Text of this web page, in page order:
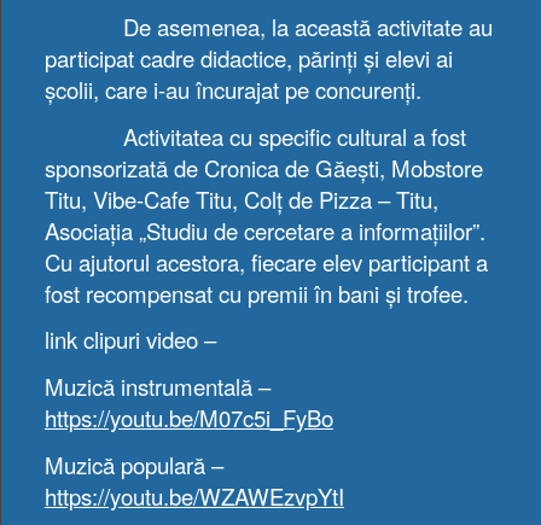
De asemenea, la această activitate au
participat cadre didactice, părinți și elevi ai
școlii, care i-au încurajat pe concurenți.
Activitatea cu specific cultural a fost
sponsorizată de Cronica de Găești, Mobstore
Titu, Vibe-Cafe Titu, Colț de Pizza – Titu,
Asociația „Studiu de cercetare a informațiilor”.
Cu ajutorul acestora, fiecare elev participant a
fost recompensat cu premii în bani și trofee.
link clipuri video –
Muzică instrumentală –
https://youtu.be/M07c5i_FyBo
Muzică populară –
https://youtu.be/WZAWEzvpYtI